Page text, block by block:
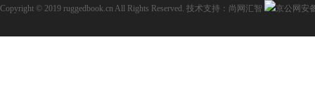
Copyright © 2019 ruggedbook.cn All Rights Reserved. 技术支持：尚网汇智 京公网安